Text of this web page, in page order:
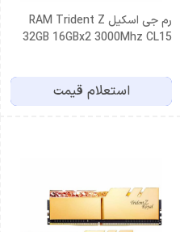
رم جی اسکیل RAM Trident Z
32GB 16GBx2 3000Mhz CL15
استعلام قیمت